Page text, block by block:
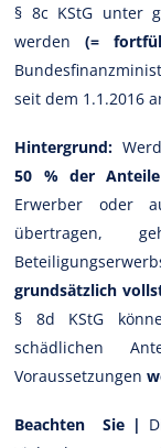
§ 8c KStG unter
werden(=
seit dem 1.1.2016
Hintergrund:
50 % der Anteile
Erwerber oder
übertragen,
grundsätzlich
§ 8d KStG
schädlichen
Voraussetzungen
Beachten Sie |